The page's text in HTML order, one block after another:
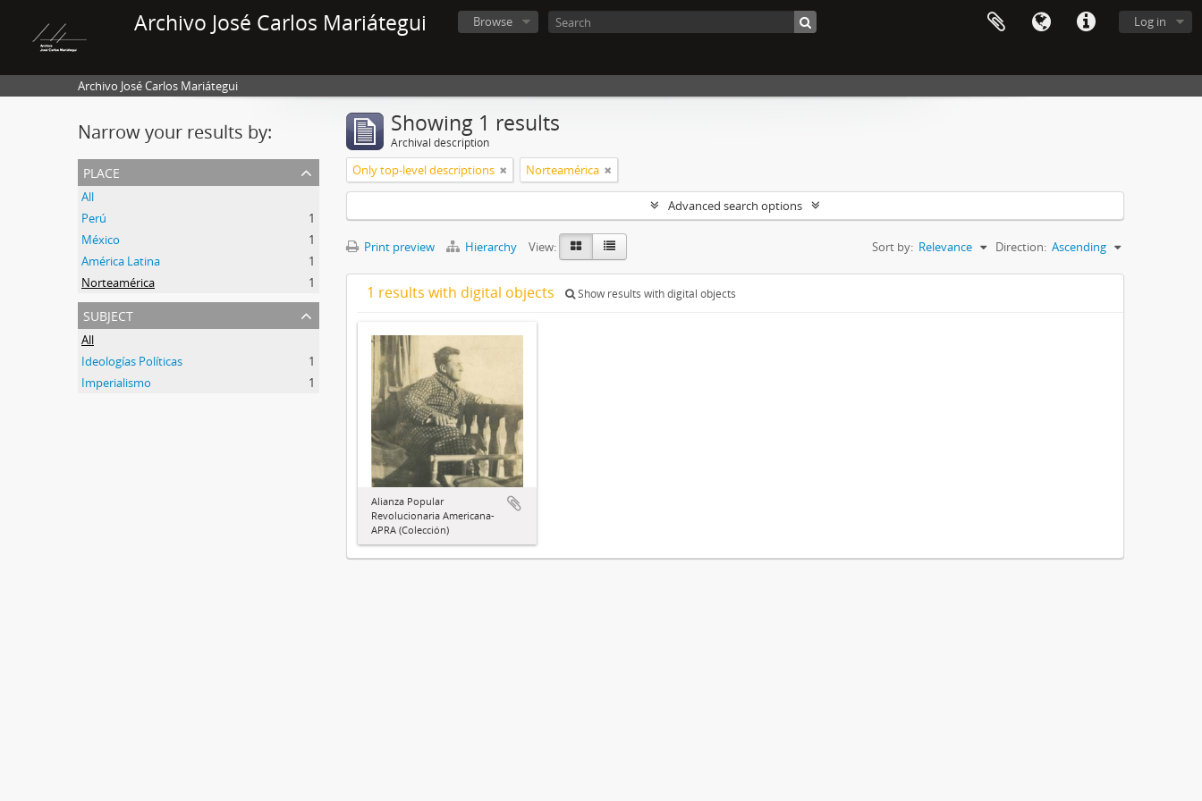
Archivo José Carlos Mariátegui Log in
Browse
Archivo José Carlos Mariátegui
Narrow your results by:
place
All
Perú
1
México
1
América Latina
1
Norteamérica
1
subject
All
Ideologías Políticas
1
Imperialismo
1
Showing 1 results
Archival description
Only top-level descriptions Norteamérica
Advanced search options
Print preview Hierarchy View: Sort by: Relevance Direction: Ascending
1 results with digital objects Show results with digital objects
Alianza Popular
Revolucionaria Americana-
APRA (Colección)